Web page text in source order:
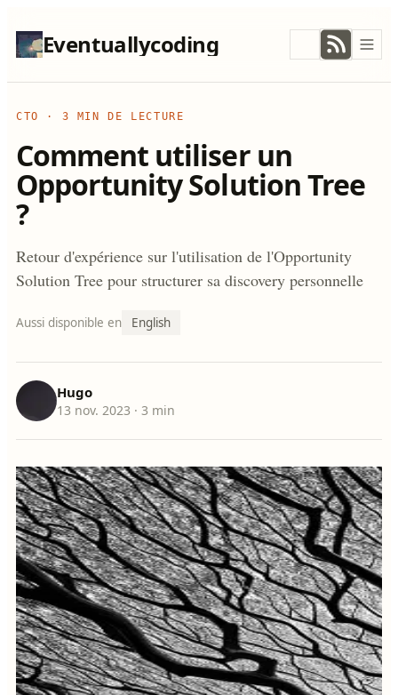
Eventuallycoding
CTO · 3 MIN DE LECTURE
Comment utiliser un
Opportunity Solution Tree
?
Retour d'expérience sur l'utilisation de l'Opportunity
Solution Tree pour structurer sa discovery personnelle
Aussi disponible en English
Hugo
13 nov. 2023 · 3 min